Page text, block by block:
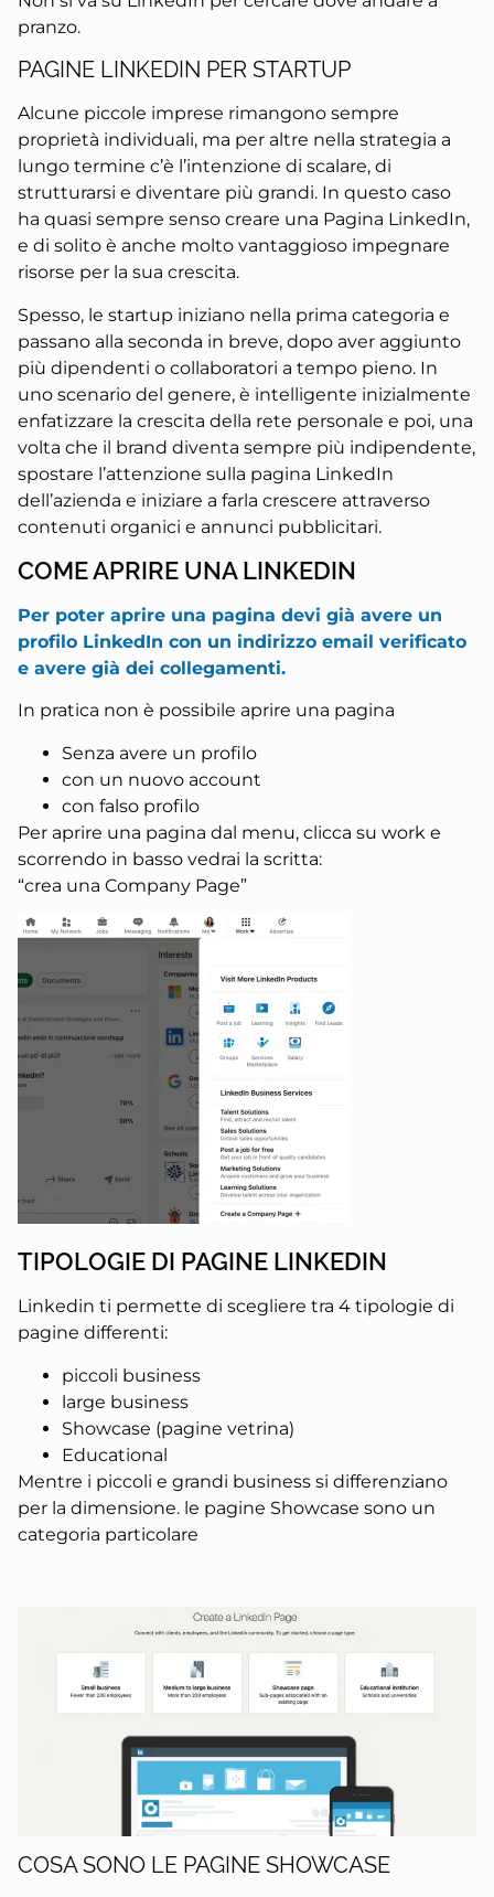
pranzo.
PAGINE LINKEDIN PER STARTUP
Alcune piccole imprese rimangono sempre
proprietà individuali, ma per altre nella strategia a
lungo termine c’è l’intenzione di scalare, di
strutturarsi e diventare più grandi. In questo caso
ha quasi sempre senso creare una Pagina LinkedIn,
e di solito è anche molto vantaggioso impegnare
risorse per la sua crescita.
Spesso, le startup iniziano nella prima categoria e
passano alla seconda in breve, dopo aver aggiunto
più dipendenti o collaboratori a tempo pieno. In
uno scenario del genere, è intelligente inizialmente
enfatizzare la crescita della rete personale e poi, una
volta che il brand diventa sempre più indipendente,
spostare l’attenzione sulla pagina LinkedIn
dell’azienda e iniziare a farla crescere attraverso
contenuti organici e annunci pubblicitari.
COME APRIRE UNA LINKEDIN
Per poter aprire una pagina devi già avere un
profilo LinkedIn con un indirizzo email verificato
e avere già dei collegamenti.
In pratica non è possibile aprire una pagina
Senza avere un profilo
con un nuovo account
con falso profilo
Per aprire una pagina dal menu, clicca su work e
scorrendo in basso vedrai la scritta:
“crea una Company Page”
TIPOLOGIE DI PAGINE LINKEDIN
Linkedin ti permette di scegliere tra 4 tipologie di
pagine differenti:
piccoli business
large business
Showcase (pagine vetrina)
Educational
Mentre i piccoli e grandi business si differenziano
per la dimensione. le pagine Showcase sono un
categoria particolare
COSA SONO LE PAGINE SHOWCASE